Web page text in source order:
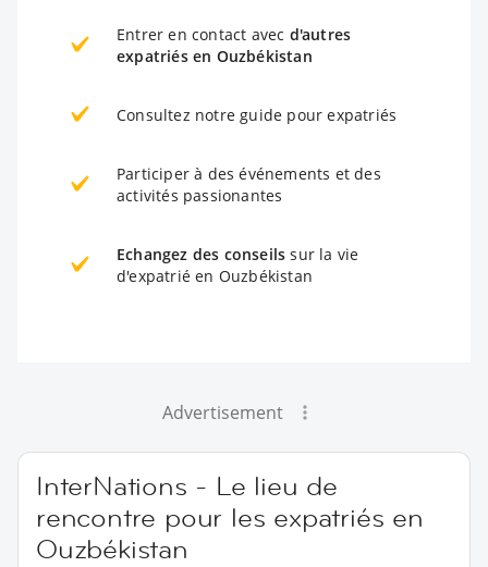
Entrer en contact avec d'autres
expatriés en Ouzbékistan
Consultez notre guide pour expatriés
Participer à des événements et des
activités passionantes
Echangez des conseils sur la vie
d'expatrié en Ouzbékistan
Advertisement
InterNations - Le lieu de
rencontre pour les expatriés en
Ouzbékistan